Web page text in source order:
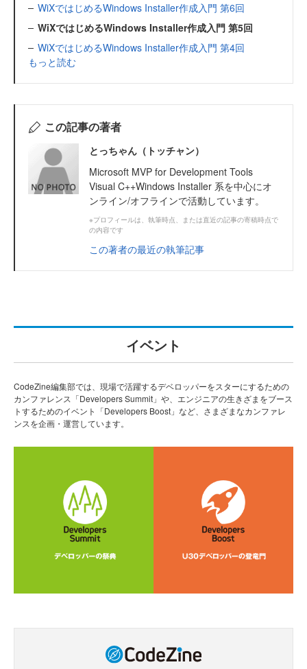
WiXではじめるWindows Installer作成入門 第6回
WiXではじめるWindows Installer作成入門 第5回
WiXではじめるWindows Installer作成入門 第4回
もっと読む
この記事の著者
とっちゃん（トッチャン）
Microsoft MVP for Development Tools
Visual C++Windows Installer 系を中心にオ
ンライン/オフラインで活動しています。
※プロフィールは、執筆時点、または直近の記事の寄稿時点で
の内容です
この著者の最近の執筆記事
イベント
CodeZine編集部では、現場で活躍するデベロッパーをスターにするための
カンファレンス「Developers Summit」や、エンジニアの生きざまをブース
トするためのイベント「Developers Boost」など、さまざまなカンファレ
ンスを企画・運営しています。